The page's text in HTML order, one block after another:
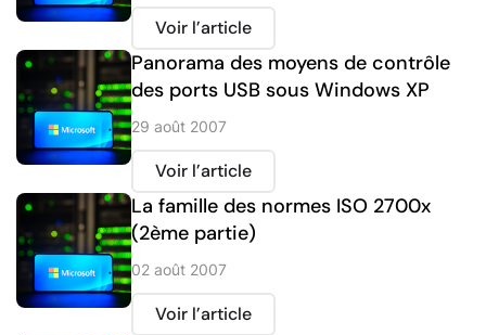
Voir l’article
Panorama des moyens de contrôle
des ports USB sous Windows XP
29 août 2007
Voir l’article
La famille des normes ISO 2700x
(2ème partie)
02 août 2007
Voir l’article